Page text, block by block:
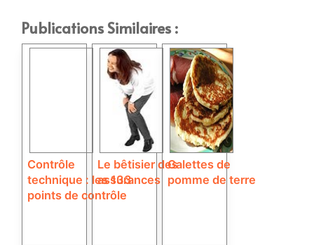
Publications Similaires :
Contrôle
technique : les 133
points de contrôle
Le bêtisier des
assurances
Galettes de
pomme de terre